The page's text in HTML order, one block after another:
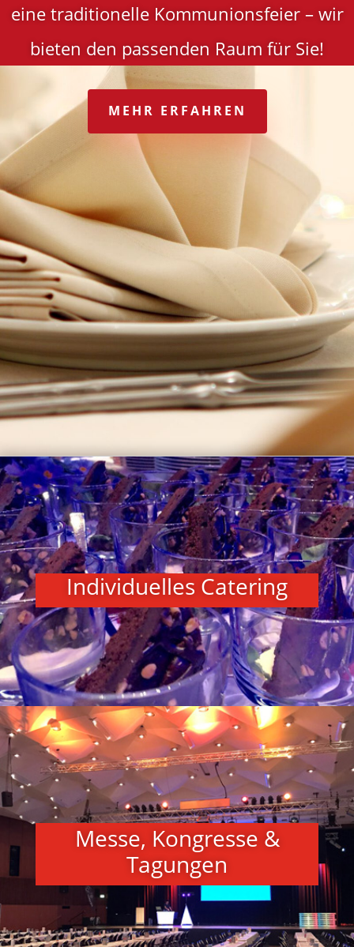
eine traditionelle Kommunionsfeier – wir
bieten den passenden Raum für Sie!
MEHR ERFAHREN
Individuelles Catering
Messe, Kongresse &
Tagungen